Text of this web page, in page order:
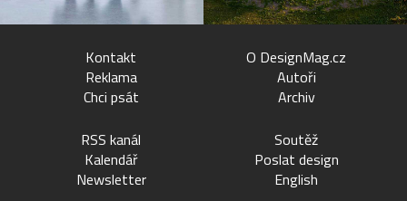
Kontakt
Reklama
Chci psát
O DesignMag.cz
Autoři
Archiv
RSS kanál
Kalendář
Newsletter
Soutěž
Poslat design
English